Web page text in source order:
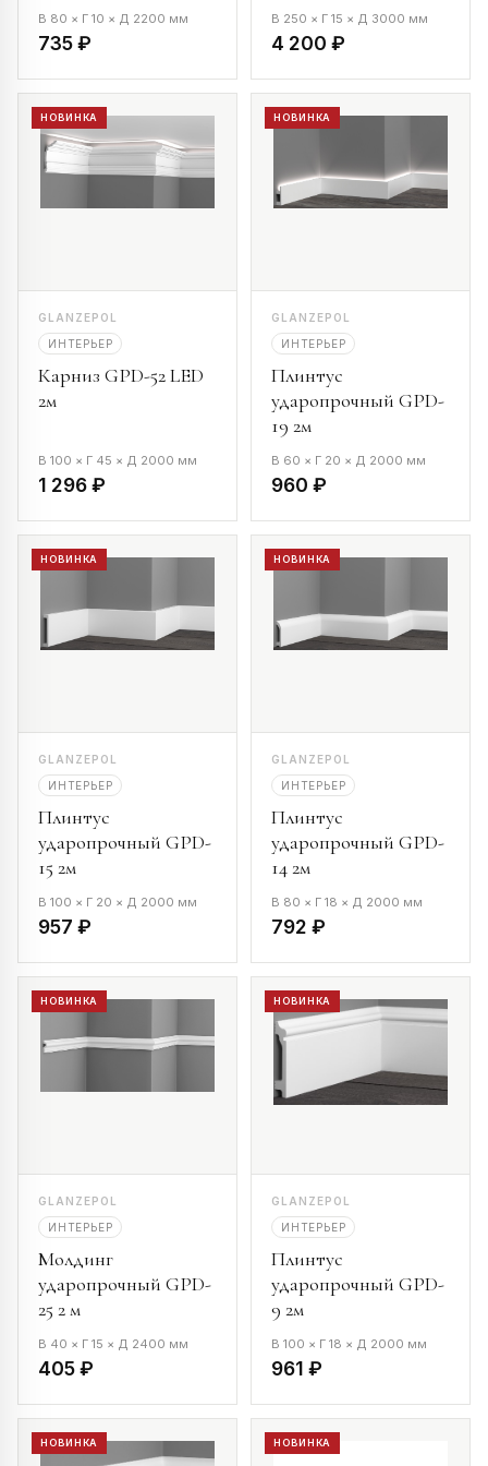
В 80 × Г 10 × Д 2200 мм
735 ₽
В 250 × Г 15 × Д 3000 мм
4 200 ₽
НОВИНКА
GLANZEPOL
ИНТЕРЬЕР
Карниз GPD-52 LED
2м
В 100 × Г 45 × Д 2000 мм
1 296 ₽
НОВИНКА
GLANZEPOL
ИНТЕРЬЕР
Плинтус
ударопрочный GPD-
19 2м
В 60 × Г 20 × Д 2000 мм
960 ₽
НОВИНКА
GLANZEPOL
ИНТЕРЬЕР
Плинтус
ударопрочный GPD-
15 2м
В 100 × Г 20 × Д 2000 мм
957 ₽
НОВИНКА
GLANZEPOL
ИНТЕРЬЕР
Плинтус
ударопрочный GPD-
14 2м
В 80 × Г 18 × Д 2000 мм
792 ₽
НОВИНКА
GLANZEPOL
ИНТЕРЬЕР
Молдинг
ударопрочный GPD-
25 2 м
В 40 × Г 15 × Д 2400 мм
405 ₽
НОВИНКА
GLANZEPOL
ИНТЕРЬЕР
Плинтус
ударопрочный GPD-
9 2м
В 100 × Г 18 × Д 2000 мм
961 ₽
НОВИНКА НОВИНКА